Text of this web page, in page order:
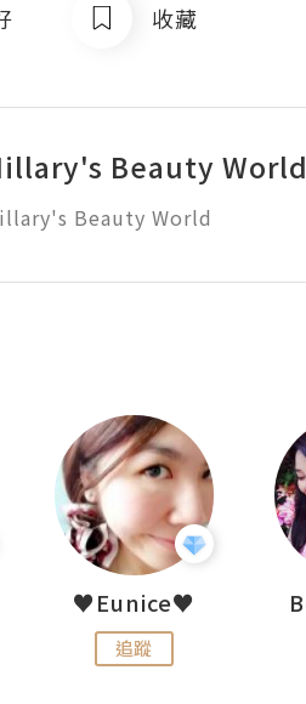
收藏
Beauty World
Beauty World
♥Eunice♥
追蹤